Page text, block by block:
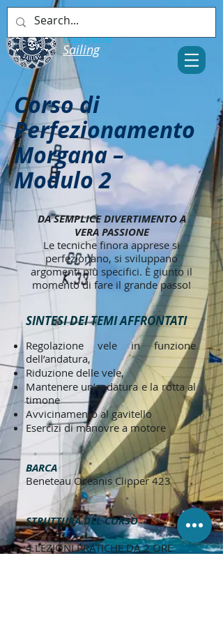
Morgana​
​​​Sailing
Corso di
Perfezionamento
Morgana –
Modulo 2
DA SEMPLICE DIVERTIMENTO A
VERA PASSIONE
Le tecniche finora apprese si
perfezionano, si sviluppano
argomenti più specifici. È giunto il
momento di fare il grande passo!
SINTESI DEI TEMI AFFRONTATI
Regolazione vele in funzione
dell’andatura,
Riduzione delle vele,
Mantenere un’andatura e la rotta al
timone
Avvicinamento al gavitello
Esercizi di manovre a motore
BARCA
Beneteau Oceanis Clipper 423
STRUTTURA DEL CORSO
4 LEZIONI PRATICHE DA 2 ORE